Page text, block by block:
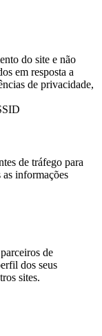
do site e não
em resposta a
de privacidade,
de tráfego para
informações
de
dos seus
sites.